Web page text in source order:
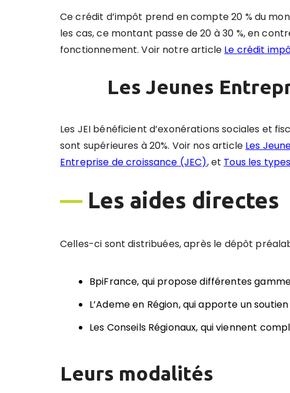
Ce crédit d’impôt prend en compte 20 % du
les cas, ce montant passe de 20 à 30 %, en
fonctionnement. Voir notre article Le crédit
Les Jeunes
Les JEI bénéficient d’exonérations sociales et
sont supérieures à 20%. Voir nos article Les
Entreprise de croissance (JEC), et Tous les
— Les aides directes
Celles-ci sont distribuées, après le dépôt
BpiFrance, qui propose différentes
L’Ademe en Région, qui apporte un
Les Conseils Régionaux, qui viennent
Leurs modalités